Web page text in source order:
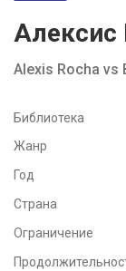
О сайте
Активировать
Алексис
Alexis Rocha vs
Библиотека
Жанр
Год
Страна
Ограничение